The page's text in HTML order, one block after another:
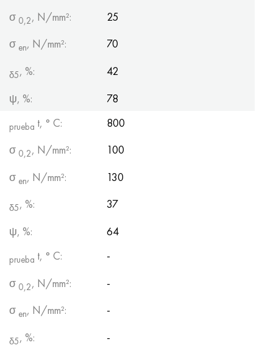
σ 0,2, N/mm²:
25
σ en, N/mm²: 70
δ5, %:
42
ψ, %:
78
prueba t, ° С:
800
σ 0,2, N/mm²:
100
σ en, N/mm²: 130
δ5, %:
37
ψ, %:
64
prueba t, ° С:
-
σ 0,2, N/mm²:
-
σ en, N/mm²: -
δ5, %:
-